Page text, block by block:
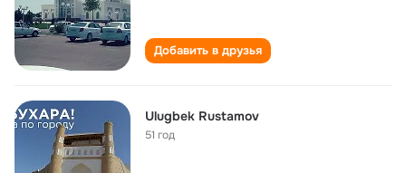
Добавить в друзья
Ulugbek Rustamov
51 год